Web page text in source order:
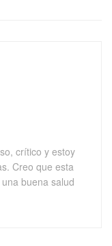
crítico y estoy
Creo que esta
buena salud